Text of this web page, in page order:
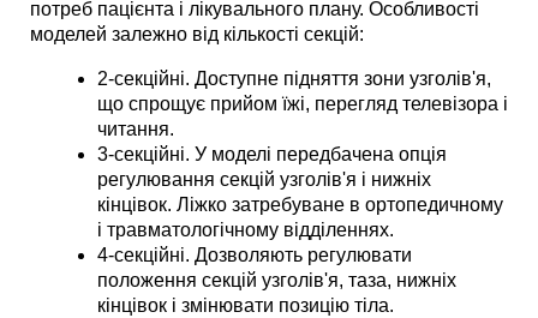
потреб пацієнта і лікувального плану. Особливості
моделей залежно від кількості секцій:
2-секційні. Доступне підняття зони узголів'я,
що спрощує прийом їжі, перегляд телевізора і
читання.
3-секційні. У моделі передбачена опція
регулювання секцій узголів'я і нижніх
кінцівок. Ліжко затребуване в ортопедичному
і травматологічному відділеннях.
4-секційні. Дозволяють регулювати
положення секцій узголів'я, таза, нижніх
кінцівок і змінювати позицію тіла.